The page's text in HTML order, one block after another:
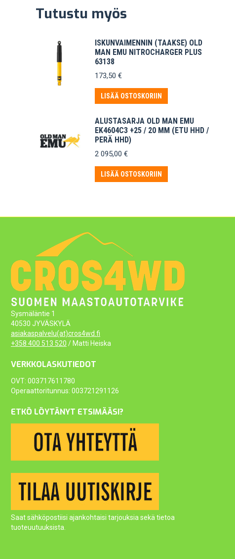
Tutustu myös
ISKUNVAIMENNIN (TAAKSE) OLD
MAN EMU NITROCHARGER PLUS
63138
173,50 €
LISÄÄ OSTOSKORIIN
ALUSTASARJA OLD MAN EMU
EK4604C3 +25 / 20 MM (ETU HHD /
PERÄ HHD)
2 095,00 €
LISÄÄ OSTOSKORIIN
Sysmäläntie 1
40530 JYVÄSKYLÄ
asiakaspalvelu(at)cros4wd.fi
+358 400 513 520 / Matti Heiska
VERKKOLASKUTIEDOT
OVT: 003717611780
Operaattoritunnus: 003721291126
ETKÖ LÖYTÄNYT ETSIMÄÄSI?
Saat sähköpostiisi ajankohtaisi tarjouksia sekä tietoa
tuoteuutuuksista.